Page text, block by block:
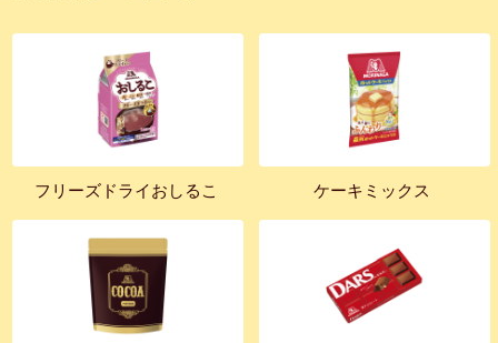
フリーズドライおしるこ ケーキミックス